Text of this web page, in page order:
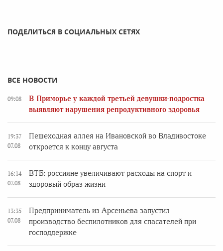
ПОДЕЛИТЬСЯ В СОЦИАЛЬНЫХ СЕТЯХ
ВСЕ НОВОСТИ
09:08
В Приморье у каждой третьей девушки-подростка
выявляют нарушения репродуктивного здоровья
19:37
07.08
Пешеходная аллея на Ивановской во Владивостоке
откроется к концу августа
16:14
07.08
ВТБ: россияне увеличивают расходы на спорт и
здоровый образ жизни
13:35
07.08
Предприниматель из Арсеньева запустил
производство беспилотников для спасателей при
господдержке